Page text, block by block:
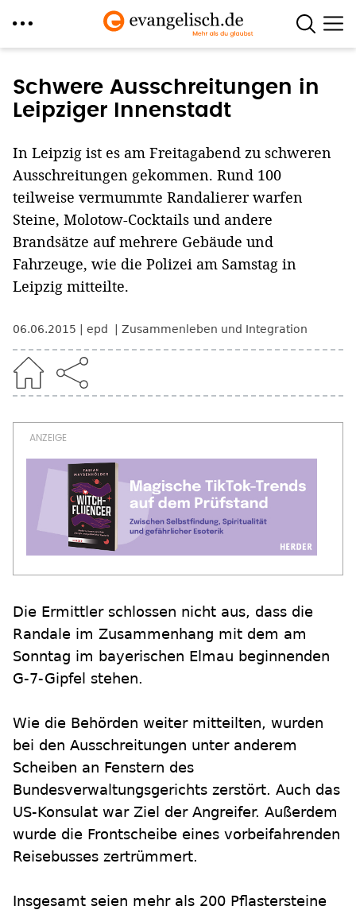
zum
Inhalt
Schwere Ausschreitungen in
Leipziger Innenstadt
In Leipzig ist es am Freitagabend zu schweren
Ausschreitungen gekommen. Rund 100
teilweise vermummte Randalierer warfen
Steine, Molotow-Cocktails und andere
Brandsätze auf mehrere Gebäude und
Fahrzeuge, wie die Polizei am Samstag in
Leipzig mitteilte.
06.06.2015 epd Zusammenleben und Integration
Die Ermittler schlossen nicht aus, dass die
Randale im Zusammenhang mit dem am
Sonntag im bayerischen Elmau beginnenden
G-7-Gipfel stehen.
Wie die Behörden weiter mitteilten, wurden
bei den Ausschreitungen unter anderem
Scheiben an Fenstern des
Bundesverwaltungsgerichts zerstört. Auch das
US-Konsulat war Ziel der Angreifer. Außerdem
wurde die Frontscheibe eines vorbeifahrenden
Reisebusses zertrümmert.
Insgesamt seien mehr als 200 Pflastersteine